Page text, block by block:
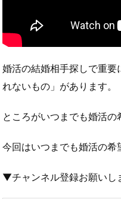
婚活の結婚相手探しで重
れないもの」があります。
ところがいつまでも婚活
今回はいつまでも婚活の希
▼チャンネル登録お願いし